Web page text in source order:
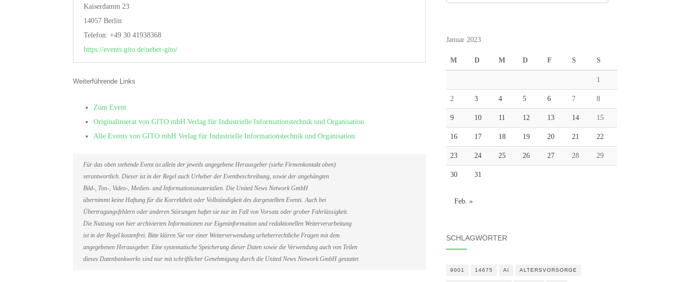
Kaiserdamm 23
14057 Berlin
Telefon: +49 30 41938368
https://events.gito.de/ueber-gito/
Weiterführende Links
Zum Event
Originalinserat von GITO mbH Verlag für Industrielle Informationstechnik und Organisation
Alle Events von GITO mbH Verlag für Industrielle Informationstechnik und Organisation
Für das oben stehende Event ist allein der jeweils angegebene Herausgeber (siehe Firmenkontakt oben)
verantwortlich. Dieser ist in der Regel auch Urheber der Eventbeschreibung, sowie der angehängten
Bild-, Ton-, Video-, Medien- und Informationsmaterialien. Die United News Network GmbH
übernimmt keine Haftung für die Korrektheit oder Vollständigkeit des dargestellten Events. Auch bei
Übertragungsfehlern oder anderen Störungen haftet sie nur im Fall von Vorsatz oder grober Fahrlässigkeit.
Die Nutzung von hier archivierten Informationen zur Eigeninformation und redaktionellen Weiterverarbeitung
ist in der Regel kostenfrei. Bitte klären Sie vor einer Weiterverwendung urheberrechtliche Fragen mit dem
angegebenen Herausgeber. Eine systematische Speicherung dieser Daten sowie die Verwendung auch von Teilen
dieses Datenbankwerks sind nur mit schriftlicher Genehmigung durch die United News Network GmbH gestattet
Januar 2023
M D M D F S S
1
2 3 4 5 6 7 8
9 10 11 12 13 14 15
16 17 18 19 20 21 22
23 24 25 26 27 28 29
30 31
Feb. »
SCHLAGWÖRTER
9001 14675 AI ALTERSVORSORGE